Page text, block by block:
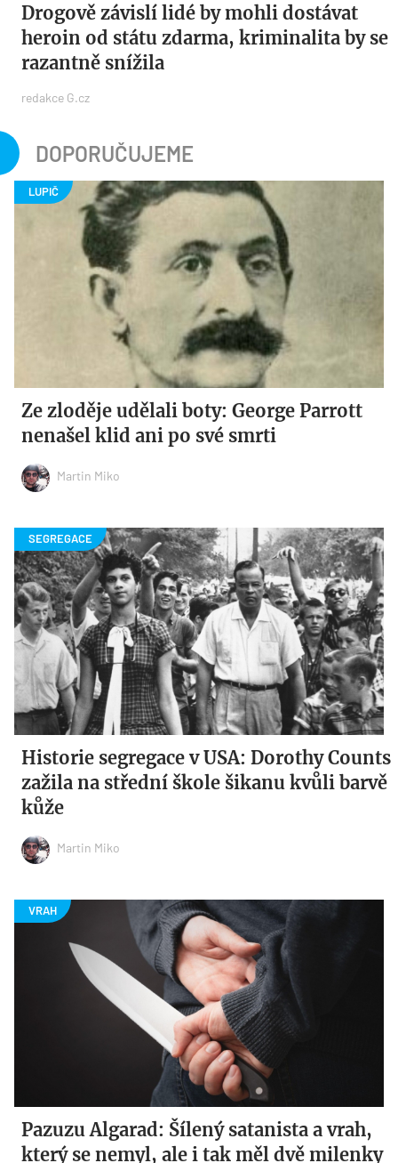
Drogově závislí lidé by mohli dostávat
heroin od státu zdarma, kriminalita by se
razantně snížila
redakce G.cz
DOPORUČUJEME
Ze zloděje udělali boty: George Parrott
nenašel klid ani po své smrti
Martin Miko
Historie segregace v USA: Dorothy Counts
zažila na střední škole šikanu kvůli barvě
kůže
Martin Miko
Pazuzu Algarad: Šílený satanista a vrah,
který se nemyl, ale i tak měl dvě milenky